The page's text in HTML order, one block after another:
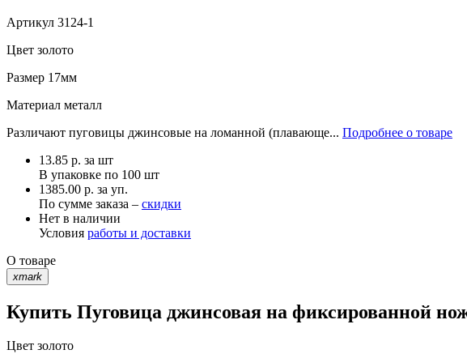
Артикул 3124-1
Цвет золото
Размер 17мм
Материал металл
Различают пуговицы джинсовые на ломанной (плавающе... Подробнее о товаре
13.85 р. за шт
В упаковке по 100 шт
1385.00 р. за уп.
По сумме заказа – скидки
Нет в наличии
Условия работы и доставки
О товаре
xmark
Купить Пуговица джинсовая на фиксированной
Цвет золото